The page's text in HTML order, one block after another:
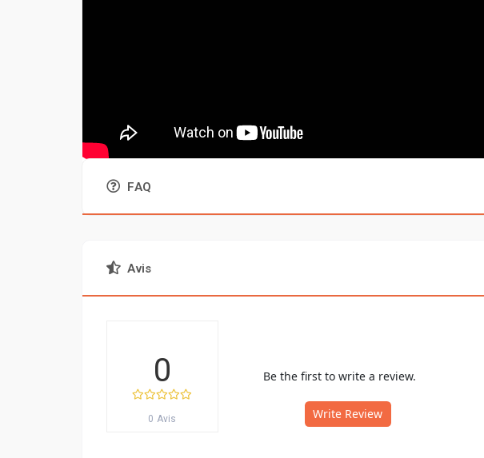
FAQ
Avis
0
0 Avis
Be the first to write a review.
Write Review